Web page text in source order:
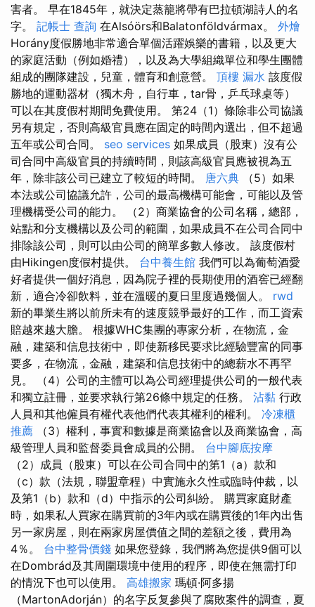
害者。 早在1845年，就決定蒸籠將帶有巴拉頓湖詩人的名
字。 記帳士 查詢 在Alsóörs和Balatonföldvármax。 外燴
Horány度假勝地非常適合單個活躍娛樂的書籍，以及更大
的家庭活動（例如婚禮），以及為大學組織單位和學生團體
組成的團隊建設，兒童，體育和創意營。 頂樓 漏水 該度假
勝地的運動器材（獨木舟，自行車，tar骨，乒乓球桌等）
可以在其度假村期間免費使用。 第24（1）條除非公司協議
另有規定，否則高級官員應在固定的時間內選出，但不超過
五年或公司合同。 seo services 如果成員（股東）沒有公
司合同中高級官員的持續時間，則該高級官員應被視為五
年，除非該公司已建立了較短的時間。 唐六典 （5）如果
本法或公司協議允許，公司的最高機構可能會，可能以及管
理機構受公司的能力。 （2）商業協會的公司名稱，總部，
站點和分支機構以及公司的範圍，如果成員不在公司合同中
排除該公司，則可以由公司的簡單多數人修改。 該度假村
由Hikingen度假村提供。 台中養生館 我們可以為葡萄酒愛
好者提供一個好消息，因為院子裡的長期使用的酒窖已經翻
新，適合冷卻飲料，並在溫暖的夏日里度過幾個人。 rwd
新的畢業生將以前所未有的速度競爭最好的工作，而工資索
賠越來越大膽。 根據WHC集團的專家分析，在物流，金
融，建築和信息技術中，即使新移民要求比經驗豐富的同事
要多，在物流，金融，建築和信息技術中的總薪水不再罕
見。 （4）公司的主體可以為公司經理提供公司的一般代表
和獨立註冊，並要求執行第26條中規定的任務。 沾黏 行政
人員和其他僱員有權代表他們代表其權利的權利。 冷凍櫃
推薦 （3）權利，事實和數據是商業協會以及商業協會，高
級管理人員和監督委員會成員的公開。 台中腳底按摩
（2）成員（股東）可以在公司合同中的第1（a）款和
（c）款（法規，聯盟章程）中實施永久性或臨時仲裁，以
及第1（b）款和（d）中指示的公司糾紛。 購買家庭財產
時，如果私人買家在購買前的3年內或在購買後的1年內出售
另一家房屋，則在兩家房屋價值之間的差額之後，費用為
4％。 台中整骨價錢 如果您登錄，我們將為您提供9個可以
在Dombrád及其周圍環境中使用的程序，即使在無需打印
的情況下也可以使用。 高雄搬家 瑪頓·阿多揚
（MartonAdorján）的名字反复參與了腐敗案件的調查，夏